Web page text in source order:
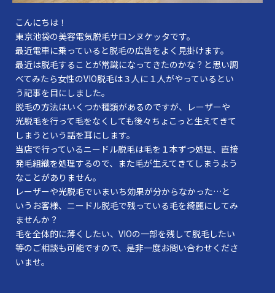
こんにちは！
東京池袋の美容電気脱毛サロンヌケッタです。
最近電車に乗っていると脱毛の広告をよく見掛けます。
最近は脱毛することが常識になってきたのかな？と思い調
べてみたら女性のVIO脱毛は３人に１人がやっているとい
う記事を目にしました。
脱毛の方法はいくつか種類があるのですが、レーザーや
光脱毛を行って毛をなくしても後々ちょこっと生えてきて
しまうという話を耳にします。
当店で行っているニードル脱毛は毛を１本ずつ処理、直接
発毛組織を処理するので、また毛が生えてきてしまうよう
なことがありません。
レーザーや光脱毛でいまいち効果が分からなかった…と
いうお客様、ニードル脱毛で残っている毛を綺麗にしてみ
ませんか？
毛を全体的に薄くしたい、VIOの一部を残して脱毛したい
等のご相談も可能ですので、是非一度お問い合わせくださ
いませ。